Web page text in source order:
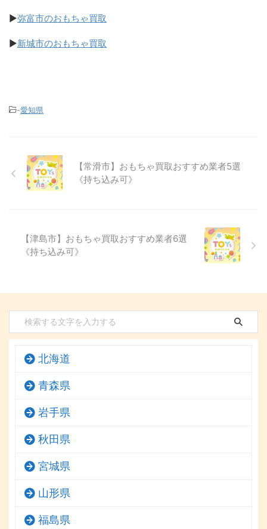
▶弥富市のおもちゃ買取
▶新城市のおもちゃ買取
-愛知県
【常滑市】おもちゃ買取おすすめ業者5選
《持ち込み可》
【津島市】おもちゃ買取おすすめ業者6選
《持ち込み可》
北海道
青森県
岩手県
秋田県
宮城県
山形県
福島県